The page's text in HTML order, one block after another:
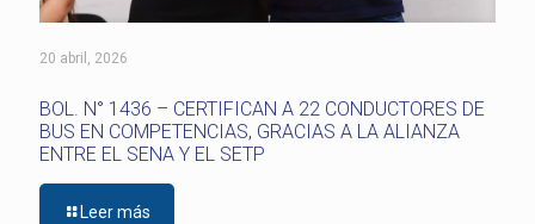
20 abril, 2026
BOL. N° 1436 – CERTIFICAN A 22 CONDUCTORES DE
BUS EN COMPETENCIAS, GRACIAS A LA ALIANZA
ENTRE EL SENA Y EL SETP
Leer más